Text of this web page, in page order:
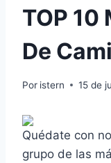
TOP 10
De
Por istern 15 de
Quédate con
grupo de las